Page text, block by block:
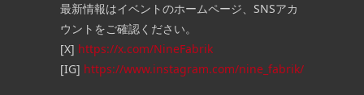
最新情報はイベントのホームページ、SNSアカ
ウントをご確認ください。
[X] https://x.com/NineFabrik
[IG] https://www.instagram.com/nine_fabrik/